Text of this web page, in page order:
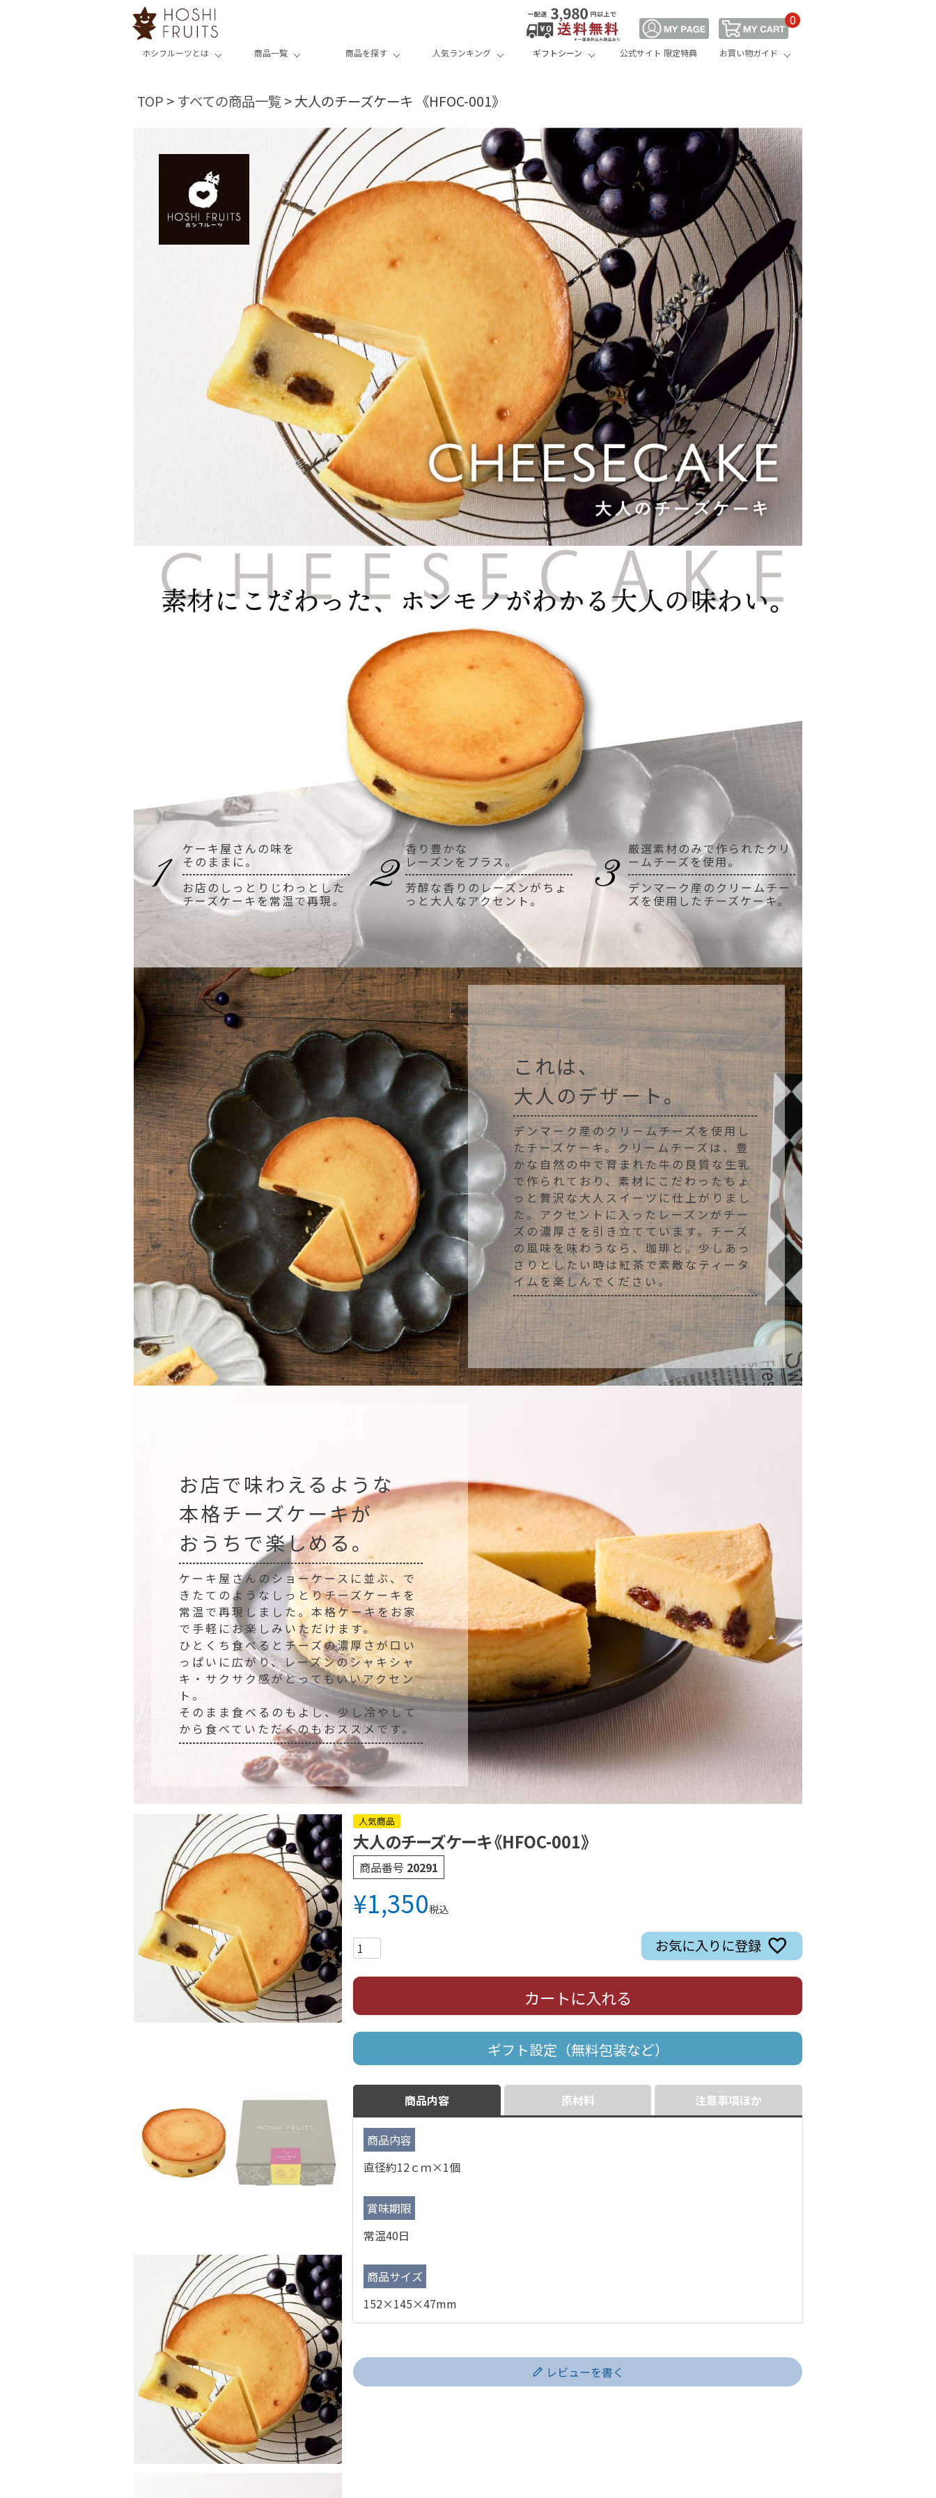
0
ホシフルーツとは 商品一覧 商品を探す 人気ランキング ギフトシーン 公式サイト 限定特典 お買い物ガイド
TOP すべての商品一覧 大人のチーズケーキ 《HFOC-001》
ケーキ屋さんの味を
そのままに。
お店のしっとりじわっとした
チーズケーキを常温で再現。
香り豊かな
レーズンをプラス。
芳醇な香りのレーズンがちょ
っと大人なアクセント。
厳選素材のみで作られたクリ
ームチーズを使用。
デンマーク産のクリームチー
ズを使用したチーズケーキ。
これは、
大人のデザート。
デンマーク産のクリームチーズを使用し
たチーズケーキ。クリームチーズは、豊
かな自然の中で育まれた牛の良質な生乳
で作られており、素材にこだわったちょ
っと贅沢な大人スイーツに仕上がりまし
た。アクセントに入ったレーズンがチー
ズの濃厚さを引き立てています。チーズ
の風味を味わうなら、珈琲と。少しあっ
さりとしたい時は紅茶で素敵なティータ
イムを楽しんでください。
お店で味わえるような
本格チーズケーキが
おうちで楽しめる。
ケーキ屋さんのショーケースに並ぶ、で
きたてのようなしっとりチーズケーキを
常温で再現しました。本格ケーキをお家
で手軽にお楽しみいただけます。
ひとくち食べるとチーズの濃厚さが口い
っぱいに広がり、レーズンのシャキシャ
キ・サクサク感がとってもいいアクセン
ト。
そのまま食べるのもよし、少し冷やして
から食べていただくのもおススメです。
人気商品
大人のチーズケーキ 《HFOC-001》
商品番号 20291
¥1,350税込
お気に入りに登録
カートに入れる
ギフト設定（無料包装など）
商品内容
商品内容
直径約12ｃｍ×1個
賞味期限
常温40日
商品サイズ
152×145×47mm
原材料 注意事項ほか
レビューを書く